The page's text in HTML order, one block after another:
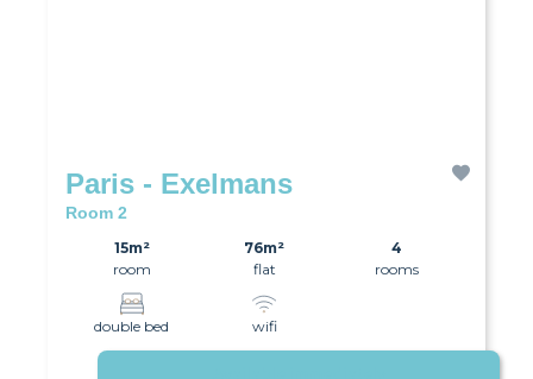
Paris - Exelmans
Room 2
15m²
room
76m²
flat
4
rooms
double bed wifi